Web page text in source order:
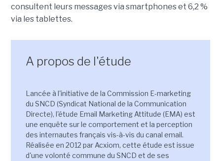
consultent leurs messages via smartphones et 6,2 %
via les tablettes.
A propos de l'étude
Lancée à l'initiative de la Commission E-marketing
du SNCD (Syndicat National de la Communication
Directe), l'étude Email Marketing Attitude (EMA) est
une enquête sur le comportement et la perception
des internautes français vis-à-vis du canal email.
Réalisée en 2012 par Acxiom, cette étude est issue
d'une volonté commune du SNCD et de ses